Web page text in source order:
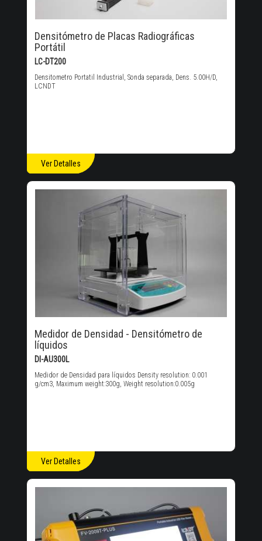
Densitómetro de Placas Radiográficas
Portátil
LC-DT200
Densitometro Portatil Industrial, Sonda separada, Dens. 5.00H/D,
LCNDT
Ver Detalles
Medidor de Densidad - Densitómetro de
líquidos
DI-AU300L
Medidor de Densidad para líquidos Density resolution: 0.001
g/cm3, Maximum weight:300g, Weight resolution:0.005g
Ver Detalles